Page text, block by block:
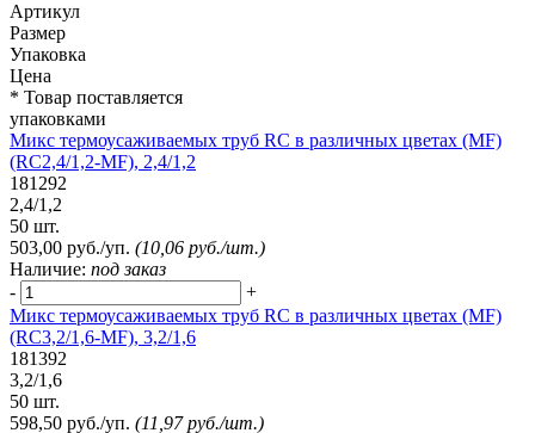
Артикул
Размер
Упаковка
Цена
* Товар поставляется
упаковками
Микс термоусаживаемых труб RC в различных цветах (MF)
(RC2,4/1,2-MF), 2,4/1,2
181292
2,4/1,2
50 шт.
503,00 руб./уп. (10,06 руб./шт.)
Наличие: под заказ
-
+
Микс термоусаживаемых труб RC в различных цветах (MF)
(RC3,2/1,6-MF), 3,2/1,6
181392
3,2/1,6
50 шт.
598,50 руб./уп. (11,97 руб./шт.)